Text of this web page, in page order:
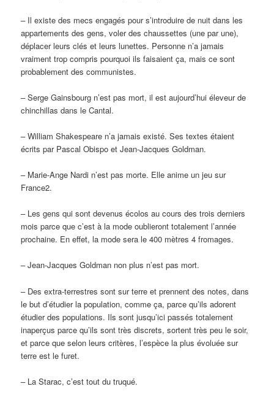
– Il existe des mecs engagés pour s’introduire de nuit dans les
appartements des gens, voler des chaussettes (une par une),
déplacer leurs clés et leurs lunettes. Personne n’a jamais
vraiment trop compris pourquoi ils faisaient ça, mais ce sont
probablement des communistes.
– Serge Gainsbourg n’est pas mort, il est aujourd’hui éleveur de
chinchillas dans le Cantal.
– William Shakespeare n’a jamais existé. Ses textes étaient
écrits par Pascal Obispo et Jean-Jacques Goldman.
– Marie-Ange Nardi n’est pas morte. Elle anime un jeu sur
France2.
– Les gens qui sont devenus écolos au cours des trois derniers
mois parce que c’est à la mode oublieront totalement l’année
prochaine. En effet, la mode sera le 400 mètres 4 fromages.
– Jean-Jacques Goldman non plus n’est pas mort.
– Des extra-terrestres sont sur terre et prennent des notes, dans
le but d’étudier la population, comme ça, parce qu’ils adorent
étudier des populations. Ils sont jusqu’ici passés totalement
inaperçus parce qu’ils sont très discrets, sortent très peu le soir,
et parce que selon leurs critères, l’espèce la plus évoluée sur
terre est le furet.
– La Starac, c’est tout du truqué.